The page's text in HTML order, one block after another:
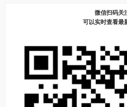
微信扫码关
可以实时查看最